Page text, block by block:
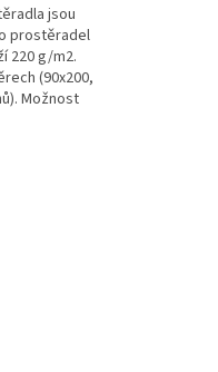
jsou
prostěradel
220 g/m2.
(90x200,
Možnost